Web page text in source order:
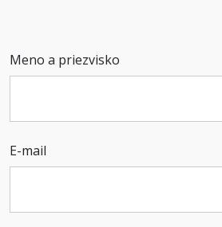
Meno a priezvisko
E-mail